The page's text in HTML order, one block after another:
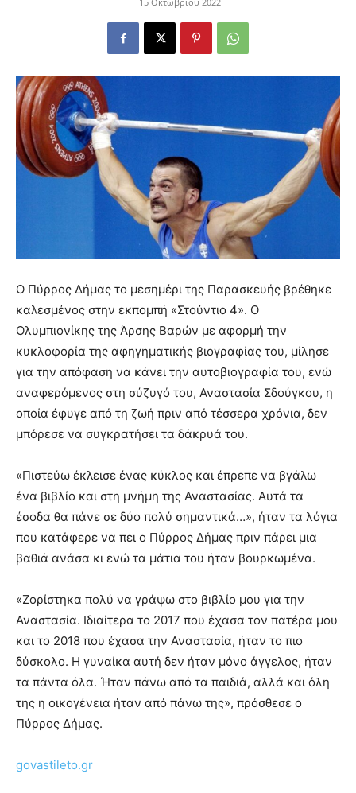
Ο Πύρρος Δήμας το μεσημέρι της Παρασκευής βρέθηκε
καλεσμένος στην εκπομπή «Στούντιο 4». Ο
Ολυμπιονίκης της Άρσης Βαρών με αφορμή την
κυκλοφορία της αφηγηματικής βιογραφίας του, μίλησε
για την απόφαση να κάνει την αυτοβιογραφία του, ενώ
αναφερόμενος στη σύζυγό του, Αναστασία Σδούγκου, η
οποία έφυγε από τη ζωή πριν από τέσσερα χρόνια, δεν
μπόρεσε να συγκρατήσει τα δάκρυά του.
«Πιστεύω έκλεισε ένας κύκλος και έπρεπε να βγάλω
ένα βιβλίο και στη μνήμη της Αναστασίας. Αυτά τα
έσοδα θα πάνε σε δύο πολύ σημαντικά…», ήταν τα λόγια
που κατάφερε να πει ο Πύρρος Δήμας πριν πάρει μια
βαθιά ανάσα κι ενώ τα μάτια του ήταν βουρκωμένα.
«Ζορίστηκα πολύ να γράψω στο βιβλίο μου για την
Αναστασία. Ιδιαίτερα το 2017 που έχασα τον πατέρα μου
και το 2018 που έχασα την Αναστασία, ήταν το πιο
δύσκολο. Η γυναίκα αυτή δεν ήταν μόνο άγγελος, ήταν
τα πάντα όλα. Ήταν πάνω από τα παιδιά, αλλά και όλη
της η οικογένεια ήταν από πάνω της», πρόσθεσε ο
Πύρρος Δήμας.
govastileto.gr